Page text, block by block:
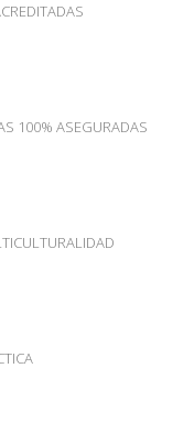
100% ASEGURADAS